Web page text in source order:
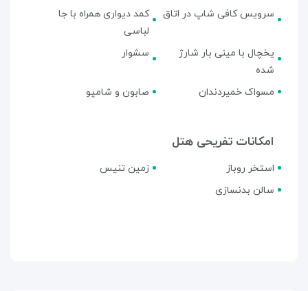
سرویس کافی شاپ در اتاق
کمد دیواری همراه با جا
لباسی
یخچال با مینی بار شارژ
شده
سشوار
مسواک خمیردندان صابون و شامپو
امکانات تفریحی هتل
استخر روباز
زمین تنیس
سالن بدنسازی